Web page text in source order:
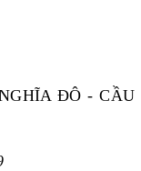
ĐÔ - CẦU